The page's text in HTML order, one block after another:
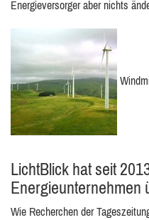
Energieversorger aber nichts
LichtBlick hat seit
Energieunternehmen
Wie Recherchen der